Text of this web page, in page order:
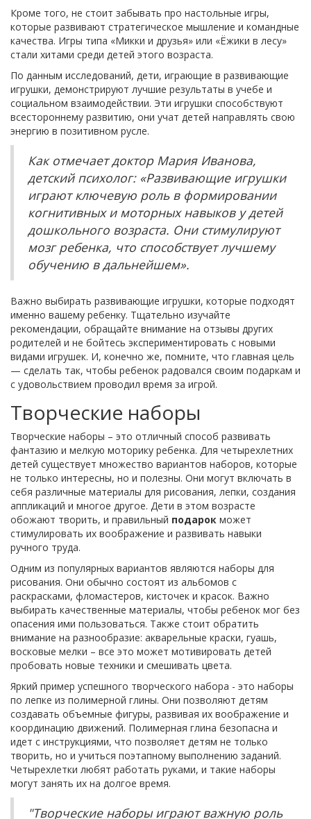
Кроме того, не стоит забывать про настольные игры,
которые развивают стратегическое мышление и командные
качества. Игры типа «Микки и друзья» или «Ёжики в лесу»
стали хитами среди детей этого возраста.
По данным исследований, дети, играющие в развивающие
игрушки, демонстрируют лучшие результаты в учебе и
социальном взаимодействии. Эти игрушки способствуют
всестороннему развитию, они учат детей направлять свою
энергию в позитивном русле.
Как отмечает доктор Мария Иванова,
детский психолог: «Развивающие игрушки
играют ключевую роль в формировании
когнитивных и моторных навыков у детей
дошкольного возраста. Они стимулируют
мозг ребенка, что способствует лучшему
обучению в дальнейшем».
Важно выбирать развивающие игрушки, которые подходят
именно вашему ребенку. Тщательно изучайте
рекомендации, обращайте внимание на отзывы других
родителей и не бойтесь экспериментировать с новыми
видами игрушек. И, конечно же, помните, что главная цель
— сделать так, чтобы ребенок радовался своим подаркам и
с удовольствием проводил время за игрой.
Творческие наборы
Творческие наборы – это отличный способ развивать
фантазию и мелкую моторику ребенка. Для четырехлетних
детей существует множество вариантов наборов, которые
не только интересны, но и полезны. Они могут включать в
себя различные материалы для рисования, лепки, создания
аппликаций и многое другое. Дети в этом возрасте
обожают творить, и правильный подарок может
стимулировать их воображение и развивать навыки
ручного труда.
Одним из популярных вариантов являются наборы для
рисования. Они обычно состоят из альбомов с
раскрасками, фломастеров, кисточек и красок. Важно
выбирать качественные материалы, чтобы ребенок мог без
опасения ими пользоваться. Также стоит обратить
внимание на разнообразие: акварельные краски, гуашь,
восковые мелки – все это может мотивировать детей
пробовать новые техники и смешивать цвета.
Яркий пример успешного творческого набора - это наборы
по лепке из полимерной глины. Они позволяют детям
создавать объемные фигуры, развивая их воображение и
координацию движений. Полимерная глина безопасна и
идет с инструкциями, что позволяет детям не только
творить, но и учиться поэтапному выполнению заданий.
Четырехлетки любят работать руками, и такие наборы
могут занять их на долгое время.
"Творческие наборы играют важную роль